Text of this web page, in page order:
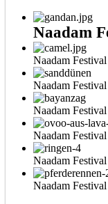
Naadam
Naadam
Naadam
Naadam
Naadam
Naadam
Naadam